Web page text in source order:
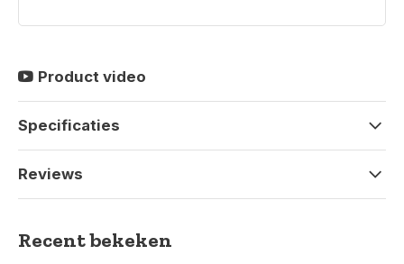
Product video
Specificaties
Reviews
Recent bekeken